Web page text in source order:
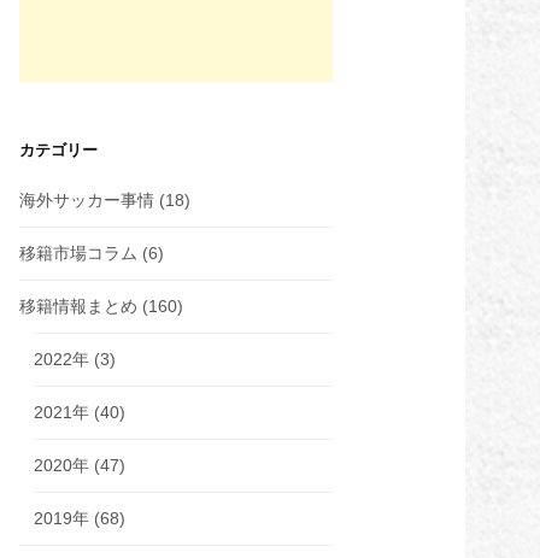
カテゴリー
海外サッカー事情 (18)
移籍市場コラム (6)
移籍情報まとめ (160)
2022年 (3)
2021年 (40)
2020年 (47)
2019年 (68)